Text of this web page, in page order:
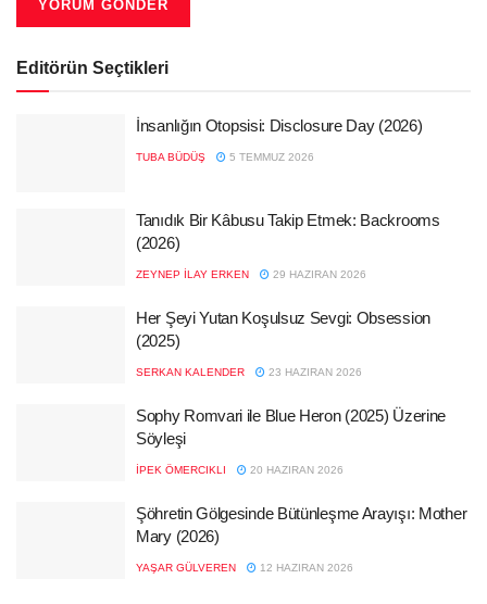
Editörün Seçtikleri
İnsanlığın Otopsisi: Disclosure Day (2026)
TUBA BÜDÜŞ 5 TEMMUZ 2026
Tanıdık Bir Kâbusu Takip Etmek: Backrooms
(2026)
ZEYNEP İLAY ERKEN 29 HAZIRAN 2026
Her Şeyi Yutan Koşulsuz Sevgi: Obsession
(2025)
SERKAN KALENDER 23 HAZIRAN 2026
Sophy Romvari ile Blue Heron (2025) Üzerine
Söyleşi
İPEK ÖMERCIKLI 20 HAZIRAN 2026
Şöhretin Gölgesinde Bütünleşme Arayışı: Mother
Mary (2026)
YAŞAR GÜLVEREN 12 HAZIRAN 2026